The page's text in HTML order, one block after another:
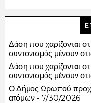
Δάση που χαρίζονται
συντονισμός μένουν
Δάση που χαρίζονται
συντονισμός μένουν
Ο Δήμος Ωρωπού
ατόμων - 7/30/2026